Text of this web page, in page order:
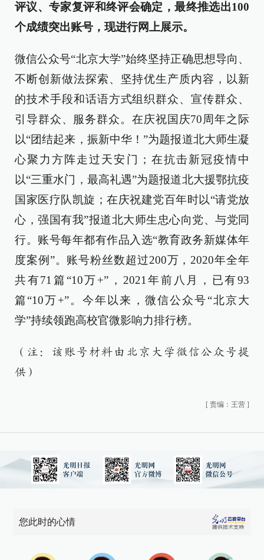
评议、专家复评和终评会确定，最终推选出100
个成绩突出账号，现进行网上展示。
微信公众号“北京大学”始终坚持正确思想导向、
不断创新做法探索、坚持优生产质内容，以新
的技术手段和话语方式组织群众、宣传群众、
引导群众、服务群众。在庆祝国庆70周年之际
以“团结起来，振新中华！”为题报道北大师生凝
心聚力方阵走过天安门；在抗击新冠疫情中
以“三重水门，最高礼遇”为题报道北大援鄂抗疫
国家医疗队凯旋；在庆祝建党百年时以“请党放
心，强国有我”报道北大师生忠心向党、与党同
行。账号每年都有作品入选“教育政务新媒体年
度案例”。账号粉丝数超过200万，2020年全年
共有71篇“10万+”，2021年前八月，已有93
篇“10万+”。今年以来，微信公众号“北京大
学”持续领跑高校官微影响力排行榜。
（注：该账号材料由北京大学微信公众号提
供）
[ 责编：王营 ]
您此时的心情